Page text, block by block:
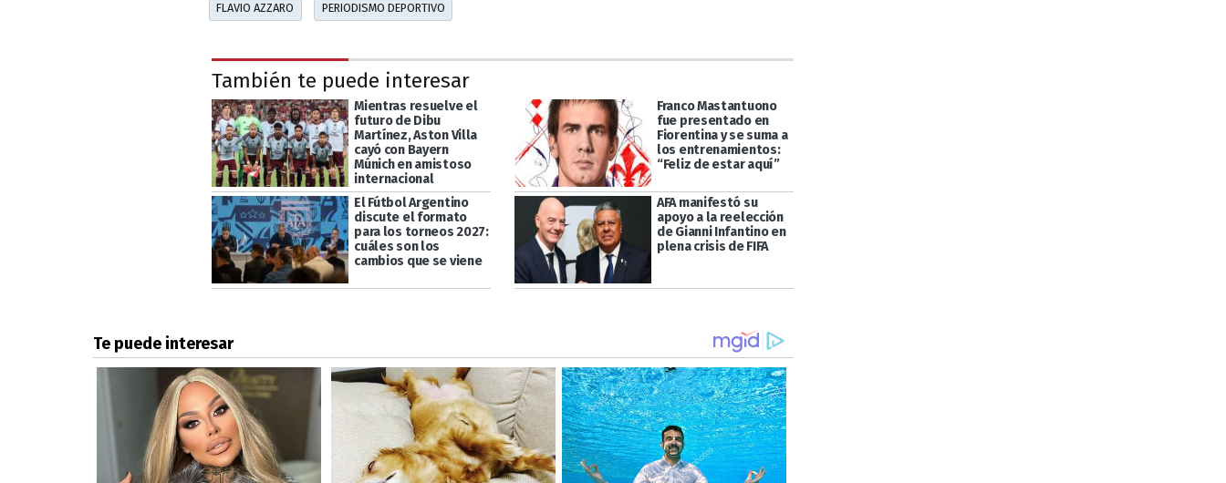
FLAVIO AZZARO PERIODISMO DEPORTIVO
También te puede interesar
Mientras resuelve el
futuro de Dibu
Martínez, Aston Villa
cayó con Bayern
Múnich en amistoso
internacional
Franco Mastantuono
fue presentado en
Fiorentina y se suma a
los entrenamientos:
“Feliz de estar aquí”
El Fútbol Argentino
discute el formato
para los torneos 2027:
cuáles son los
cambios que se viene
AFA manifestó su
apoyo a la reelección
de Gianni Infantino en
plena crisis de FIFA